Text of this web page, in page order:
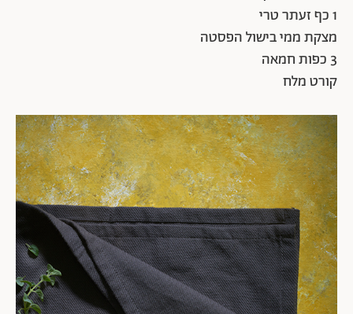
1 כף זעתר טרי
מצקת ממי בישול הפסטה
3 כפות חמאה
קורט מלח